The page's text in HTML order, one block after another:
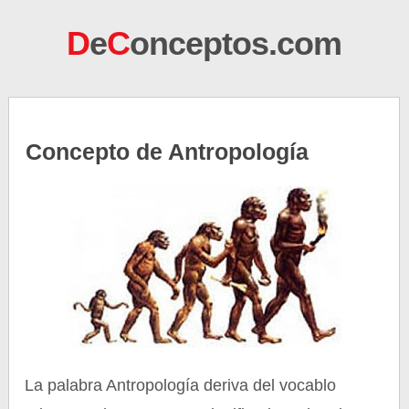
DeConceptos.com
Concepto de Antropología
La palabra Antropología deriva del vocablo